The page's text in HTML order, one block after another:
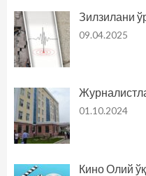
Зилзилани
09.04.2025
01.10.2024
Кино Олий